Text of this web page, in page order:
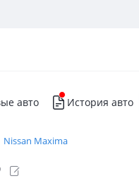
авто История авто
Nissan Maxima